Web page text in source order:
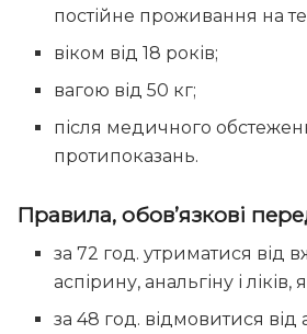
постійне проживання на
віком від 18 років;
вагою від 50 кг;
після медичного
протипоказань.
Правила, обов’язкові
за 72 год. утриматися від
аспірину, анальгіну і ліків,
за 48 год. відмовитися від